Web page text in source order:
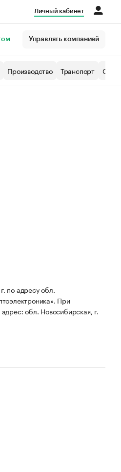
Личный кабинет
Управлять компанией
Производство Транспорт
по адресу обл.
При
обл. Новосибирская, г.